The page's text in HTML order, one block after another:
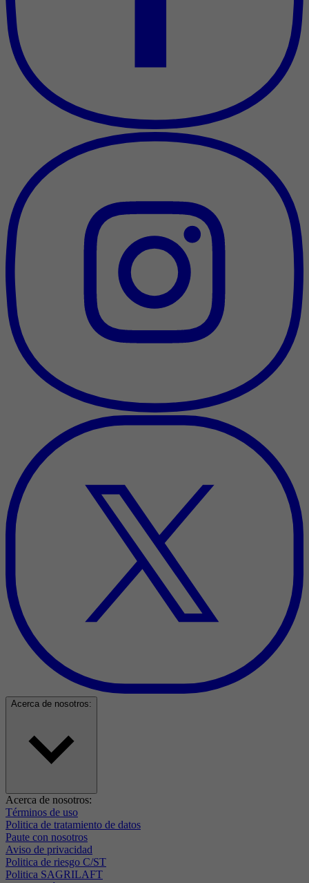
Acerca de nosotros:
Acerca de nosotros:
Términos de uso
Politica de tratamiento de datos
Paute con nosotros
Aviso de privacidad
Politica de riesgo C/ST
Politica SAGRILAFT